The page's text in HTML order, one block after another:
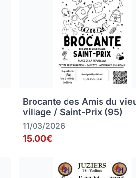
Brocante des Amis du
village / Saint-Prix (95)
11/03/2026
15.00€